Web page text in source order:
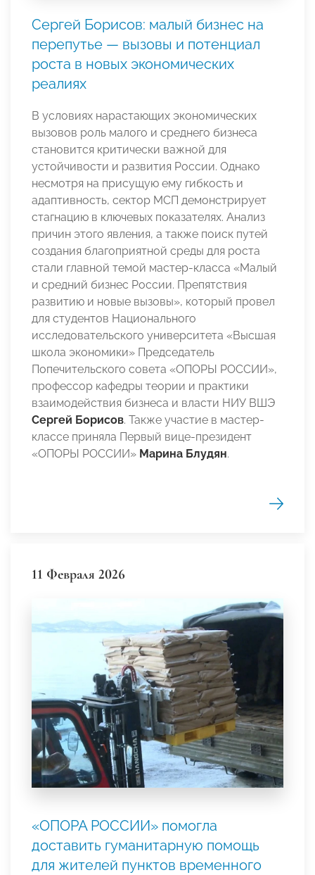
Сергей Борисов: малый бизнес на
перепутье — вызовы и потенциал
роста в новых экономических
реалиях
В условиях нарастающих экономических
вызовов роль малого и среднего бизнеса
становится критически важной для
устойчивости и развития России. Однако
несмотря на присущую ему гибкость и
адаптивность, сектор МСП демонстрирует
стагнацию в ключевых показателях. Анализ
причин этого явления, а также поиск путей
создания благоприятной среды для роста
стали главной темой мастер-класса «Малый
и средний бизнес России. Препятствия
развитию и новые вызовы», который провел
для студентов Национального
исследовательского университета «Высшая
школа экономики» Председатель
Попечительского совета «ОПОРЫ РОССИИ»,
профессор кафедры теории и практики
взаимодействия бизнеса и власти НИУ ВШЭ
Сергей Борисов. Также участие в мастер-
классе приняла Первый вице-президент
«ОПОРЫ РОССИИ» Марина Блудян.
11 Февраля 2026
«ОПОРА РОССИИ» помогла
доставить гуманитарную помощь
для жителей пунктов временного